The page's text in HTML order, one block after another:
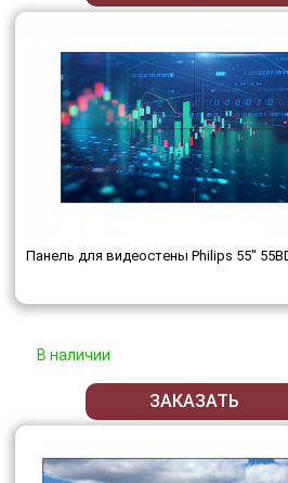
Панель для видеостены Philips 55"
В наличии
ЗАКАЗАТЬ